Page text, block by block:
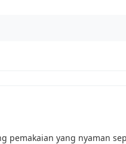
pemakaian yang nyaman